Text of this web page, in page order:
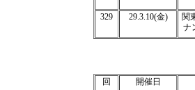
329 29.3.10(金)
関
ナ
回 開催日